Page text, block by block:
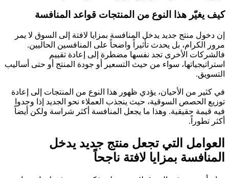
كيف يغيّر هذا النوع من المنتجات قواعد المنافسة
إن دخول منتج جديد يدخل المنافسة بمزايا لافتة إلى السوق لا يمر
مرور الكرام، بل يحدث تأثيراً واضحاً على المنافسين الحاليين.
فالشركات الأخرى تجد نفسها مضطرة إلى إعادة تقييم
استراتيجياتها، سواء من حيث التسعير أو جودة المنتج أو حتى أساليب
التسويق.
في كثير من الأحيان، يؤدي ظهور هذا النوع من المنتجات إلى إعادة
توزيع الحصص السوقية، حيث ينجذب العملاء نحو الجديد إذا وجدوا
فيه قيمة حقيقية. وهذا ما يجعل المنافسة أكثر شراسة ولكن أيضاً
أكثر تطوراً.
العوامل التي تجعل منتج جديد يدخل
المنافسة بمزايا لافتة ناجحاً